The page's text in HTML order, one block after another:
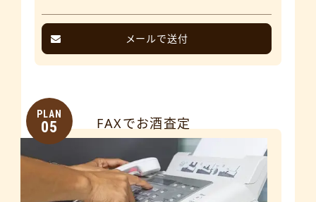
メールで送付
PLAN
05 FAXでお酒査定